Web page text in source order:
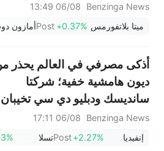
Benzinga News
06/08 13:49
ميتا بلاتفورمس +0.37%
Postأمازون
أذكى مصرفي في العالم يحذر
ديون هامشية خفية؛ شركتا
سانديسك ودبليو دي سي تخيبان
الآمال؛ انهيار مفاجئ لشركة إس
كيه هاينكس
Benzinga News
06/08 17:11
إنفيديا
+2.27%
Postتسلا